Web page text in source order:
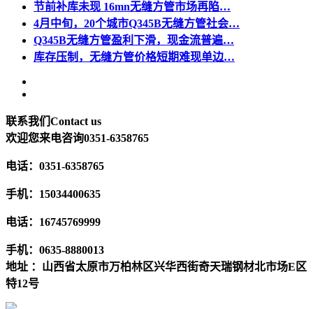
节前补库未现 16mn无缝方管市场再陷…
4月中旬，20个城市Q345B无缝方管社会…
Q345B无缝方管盈利下滑，现金流普遍…
库存压制，无缝方管价格短期难现单边…
联系我们 Contact us
欢迎您来电咨询0351-6358765
电话：0351-6358765
手机：15034400635
电话：16745769999
手机：0635-8880013
地址 ：山西省太原市万柏林区兴华西街奇天瑞钢材北市场E区
特12号